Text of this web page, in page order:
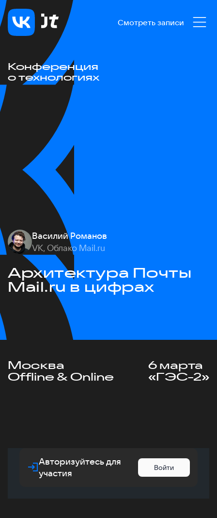
Смотреть записи
Конференция
о технологиях
Василий Романов
VK, Облако Mail.ru
Архитектура Почты
Mail.ru в цифрах
Москва
Offline & Online
6 марта
«ГЭС-2»
Авторизуйтесь для
участия
Войти